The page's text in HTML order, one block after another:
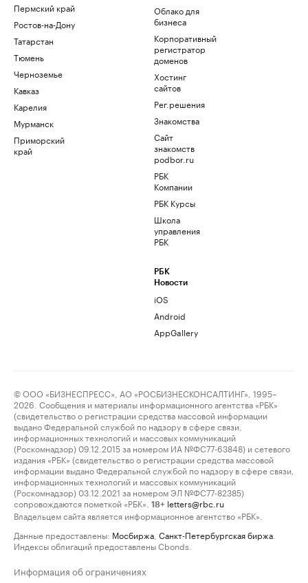
Пермский край
Ростов-на-Дону
Татарстан
Тюмень
Черноземье
Кавказ
Карелия
Мурманск
Приморский
край
Облако для
бизнеса
Корпоративный
регистратор
доменов
Хостинг
сайтов
Рег.решения
Знакомства
Сайт
знакомств
podbor.ru
РБК
Компании
РБК Курсы
Школа
управления
РБК
РБК
Новости
iOS
Android
AppGallery
© ООО «БИЗНЕСПРЕСС», АО «РОСБИЗНЕСКОНСАЛТИНГ», 1995–
2026. Сообщения и материалы информационного агентства «РБК»
(свидетельство о регистрации средства массовой информации
выдано Федеральной службой по надзору в сфере связи,
информационных технологий и массовых коммуникаций
(Роскомнадзор) 09.12.2015 за номером ИА №ФС77-63848) и сетевого
издания «РБК» (свидетельство о регистрации средства массовой
информации выдано Федеральной службой по надзору в сфере связи,
информационных технологий и массовых коммуникаций
(Роскомнадзор) 03.12.2021 за номером ЭЛ №ФС77-82385)
сопровождаются пометкой «РБК».
18+ letters@rbc.ru
Владельцем сайта является информационное агентство «РБК».
Данные предоставлены: Мосбиржа Санкт-Петербургская биржа
Индексы облигаций предоставлены Cbonds.
Информация об ограничениях